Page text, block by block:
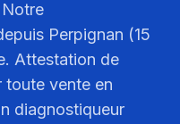
Perpignan (15
Attestation de
vente en
diagnostiqueur